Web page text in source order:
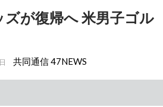
が復帰へ 米男子ゴル
共同通信 47NEWS